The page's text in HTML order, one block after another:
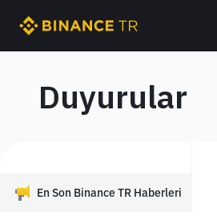
Duyurular
En Son Binance TR Haberleri